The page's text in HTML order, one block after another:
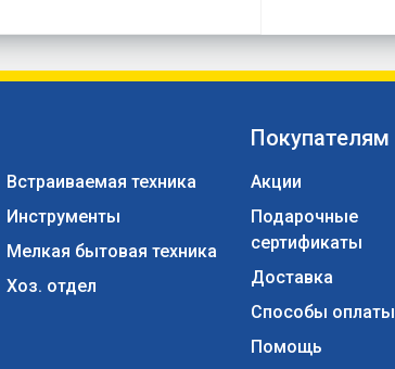
Встраиваемая техника
Инструменты
Мелкая бытовая техника
Хоз. отдел
Покупателям
Акции
Подарочные
сертификаты
Доставка
Способы оплаты
Помощь